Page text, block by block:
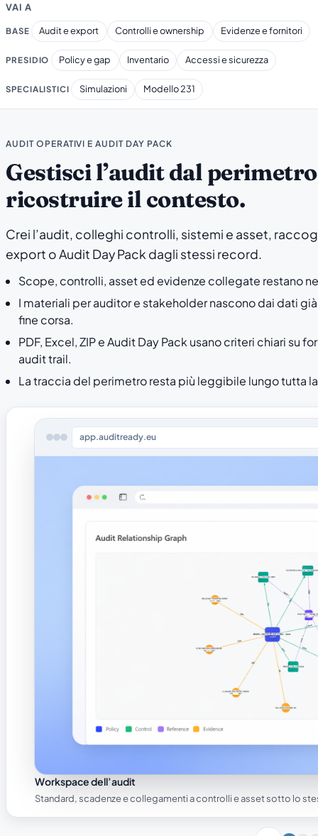
VAI A
BASE Audit e export Controlli e ownership Evidenze e fornitori
PRESIDIO Policy e gap Inventario Accessi e sicurezza
SPECIALISTICI Simulazioni Modello 231
AUDIT OPERATIVI E AUDIT DAY PACK
Gestisci l’audit dal
ricostruire il contesto.
Crei l’audit, colleghi controlli, sistemi e asset,
export o Audit Day Pack dagli stessi record.
Scope, controlli, asset ed evidenze collegate restano
I materiali per auditor e stakeholder nascono dai dati
fine corsa.
PDF, Excel, ZIP e Audit Day Pack usano criteri chiari su
audit trail.
La traccia del perimetro resta più leggibile lungo tutta
app.auditready.eu
Workspace dell’audit
Standard, scadenze e collegamenti a controlli e asset sotto lo